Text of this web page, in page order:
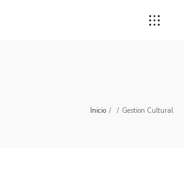
Inicio / / Gestion Cultural